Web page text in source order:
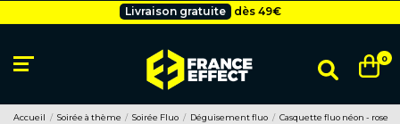
Livraison gratuite dès 49€
Livraison gratuite dès 49 0
Accueil Soirée à thème Soirée Fluo Déguisement fluo Casquette fluo néon - rose